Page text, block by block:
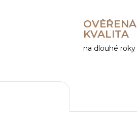
OVĚŘENÁ
KVALITA
na dlouhé roky